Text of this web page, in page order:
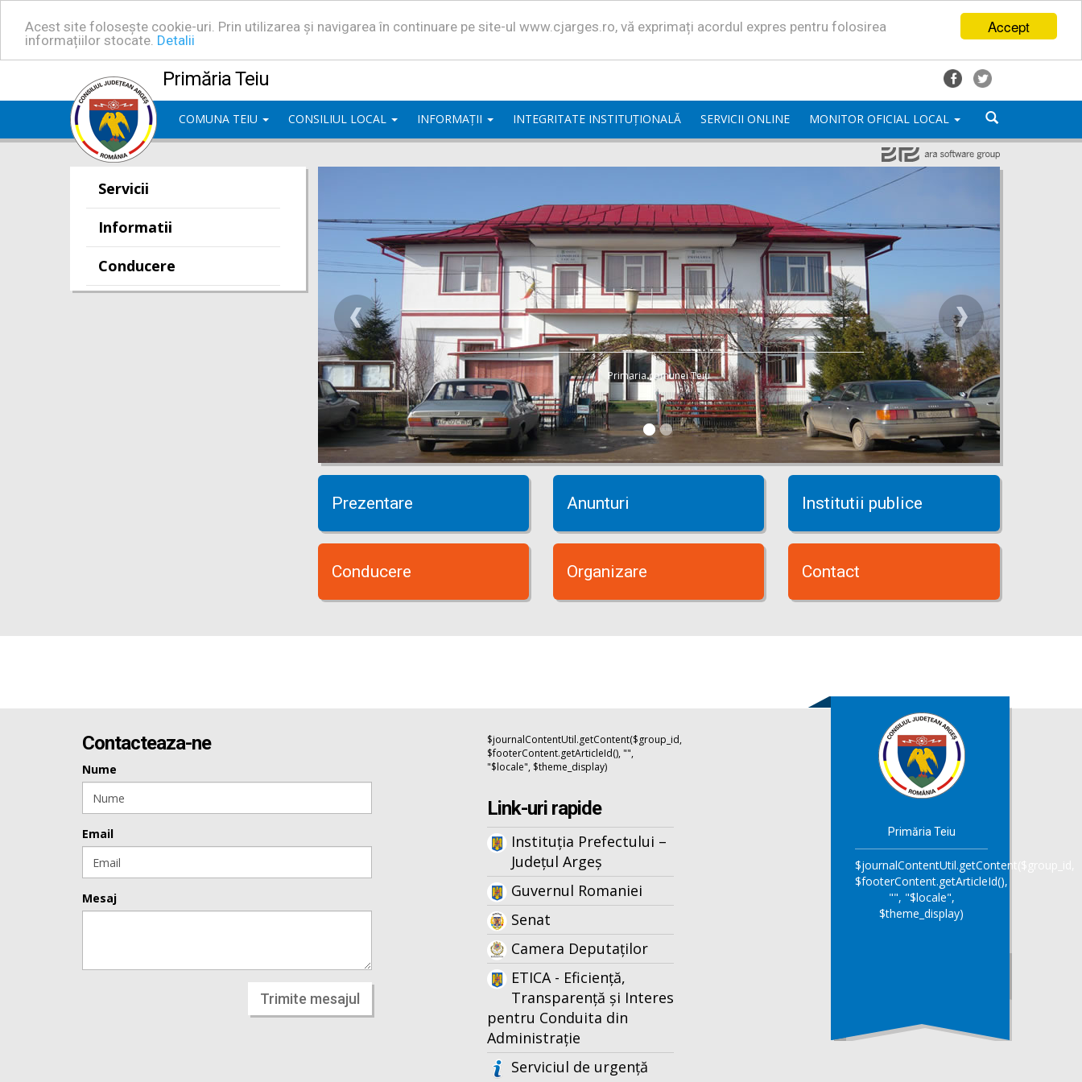
Accept
Acest site folosește cookie-uri. Prin utilizarea și navigarea în continuare pe site-ul www.cjarges.ro, vă exprimați acordul expres pentru folosirea
informațiilor stocate. Detalii
Primăria Teiu
COMUNA TEIU CONSILIUL LOCAL INFORMAȚII INTEGRITATE INSTITUȚIONALĂ SERVICII ONLINE MONITOR OFICIAL LOCAL
Servicii
Informatii
Conducere
Primaria comunei Teiu
Prezentare Anunturi Institutii publice
Conducere Organizare Contact
Contacteaza-ne
Nume
Email
Mesaj
Trimite mesajul
$journalContentUtil.getContent($group_id,
$footerContent.getArticleId(), "",
"$locale", $theme_display)
Link-uri rapide
Instituția Prefectului –
Județul Argeș
Guvernul Romaniei
Senat
Camera Deputaților
ETICA - Eficiență,
Transparență și Interes
pentru Conduita din
Administrație
Serviciul de urgență
Primăria Teiu
$journalContentUtil.getContent($group_id,
$footerContent.getArticleId(),
"", "$locale",
$theme_display)